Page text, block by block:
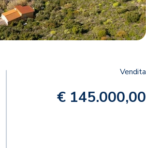
Vendita
€ 145.000,00